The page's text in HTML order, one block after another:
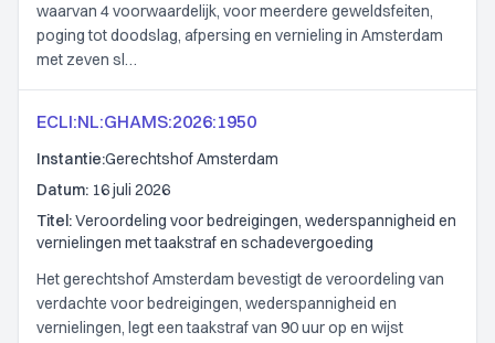
waarvan 4 voorwaardelijk, voor meerdere geweldsfeiten,
poging tot doodslag, afpersing en vernieling in Amsterdam
met zeven sl…
ECLI:NL:GHAMS:2026:1950
Instantie:Gerechtshof Amsterdam
Datum: 16 juli 2026
Titel:Veroordeling voor bedreigingen, wederspannigheid en
vernielingen met taakstraf en schadevergoeding
Het gerechtshof Amsterdam bevestigt de veroordeling van
verdachte voor bedreigingen, wederspannigheid en
vernielingen, legt een taakstraf van 90 uur op en wijst